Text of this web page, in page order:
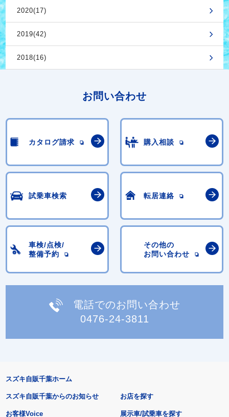
2020(17)
2019(42)
2018(16)
お問い合わせ
カタログ請求 購入相談
試乗車検索 転居連絡
車検/点検/
整備予約
その他の
お問い合わせ
電話でのお問い合わせ
0476-24-3811
スズキ自販千葉ホーム
スズキ自販千葉からのお知らせ
お客様Voice
お店を探す
展示車/試乗車を探す